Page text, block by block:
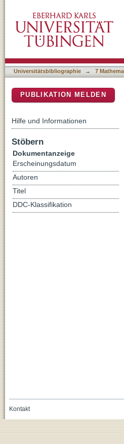
Universitätsbibliographie → 7
PUBLIKATION MELDEN
Hilfe und Informationen
Stöbern
Dokumentanzeige
Erscheinungsdatum
Autoren
Titel
DDC-Klassifikation
Kontakt